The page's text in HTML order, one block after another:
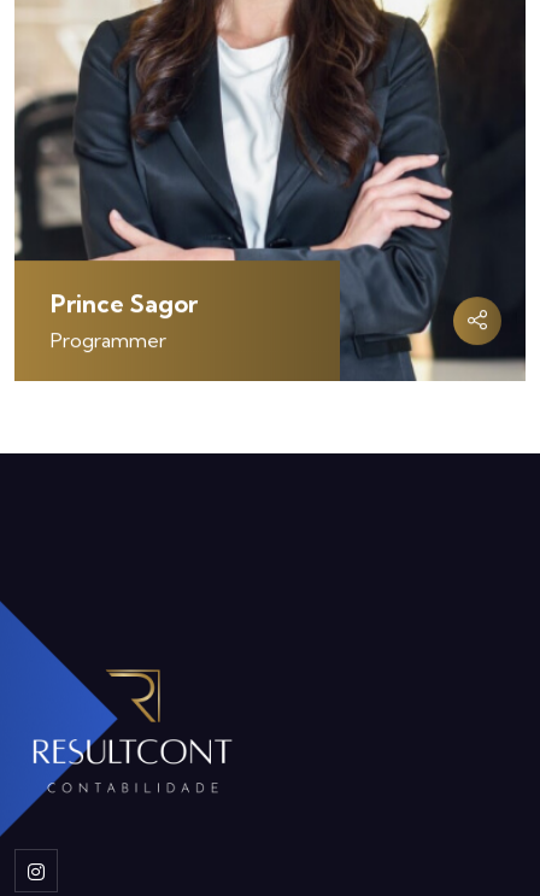
Prince Sagor
Programmer